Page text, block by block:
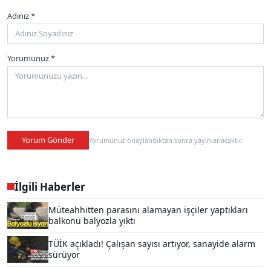
Adınız *
Yorumunuz *
Yorum Gönder Yorumunuz onaylandıktan sonra yayınlanacaktır.
İlgili Haberler
Müteahhitten parasını alamayan işçiler yaptıkları
balkonu balyozla yıktı
TÜİK açıkladı! Çalışan sayısı artıyor, sanayide alarm
sürüyor